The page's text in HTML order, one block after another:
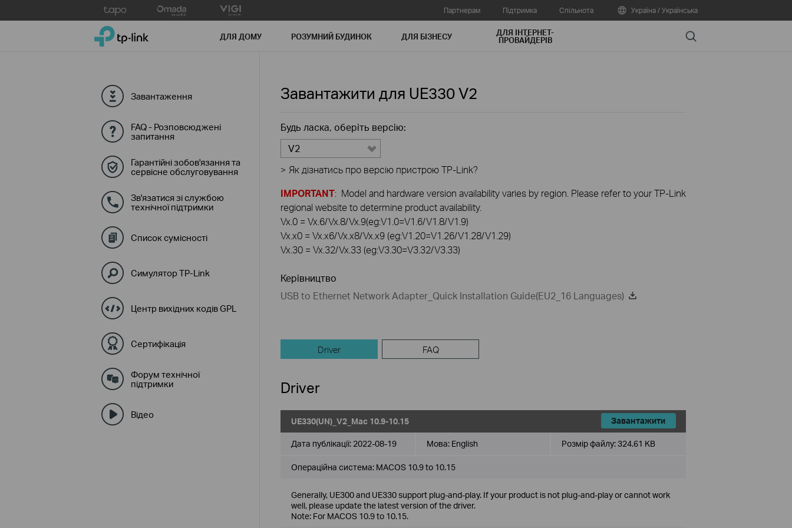
to
Партнерам Підтримка Спільнота Україна / Українська
TP-Link, Reliably Smart ДЛЯ ДОМУ РОЗУМНИЙ БУДИНОК ДЛЯ БIЗНЕСУ ДЛЯ ІНТЕРНЕТ-
ПРОВАЙДЕРІВ Search
Завантаження
FAQ - Розповсюджені
запитання
Гарантійні зобов'язання та
сервісне обслуговування
Зв'язатися зі службою
технічної підтримки
Список сумісності
Симулятор TP-Link
Центр вихідних кодів GPL
Сертифікація
Форум технічної
підтримки
Відео
Завантажити для UE330V2
Будь ласка, оберіть версію:
V2
> Як дізнатись про версію пристрою TP-Link?
IMPORTANT: Model and hardware version availability varies by region. Please refer to your TP-Link
regional website to determine product availability.
Vx.0 = Vx.6/Vx.8/Vx.9(eg:V1.0=V1.6/V1.8/V1.9)
Vx.x0 = Vx.x6/Vx.x8/Vx.x9 (eg:V1.20=V1.26/V1.28/V1.29)
Vx.30 = Vx.32/Vx.33 (eg:V3.30=V3.32/V3.33)
Керівництво
USB to Ethernet Network Adapter_Quick Installation Guide(EU2_16 Languages)
Driver FAQ
Driver
UE330(UN)_V2_Mac 10.9-10.15 Завантажити
Дата публікації: 2022-08-19 Мова: English Розмір файлу:324.61 KB
Операційна система: MACOS 10.9 to 10.15
Generally, UE300 and UE330 support plug-and-play. If your product is not plug-and-play or cannot work
well, please update the latest version of the driver.
Note: For MACOS 10.9 to 10.15.